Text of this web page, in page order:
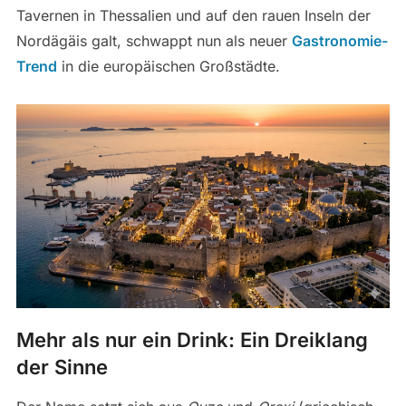
Tavernen in Thessalien und auf den rauen Inseln der
Nordägäis galt, schwappt nun als neuer Gastronomie-
Trend in die europäischen Großstädte.
Mehr als nur ein Drink: Ein Dreiklang
der Sinne